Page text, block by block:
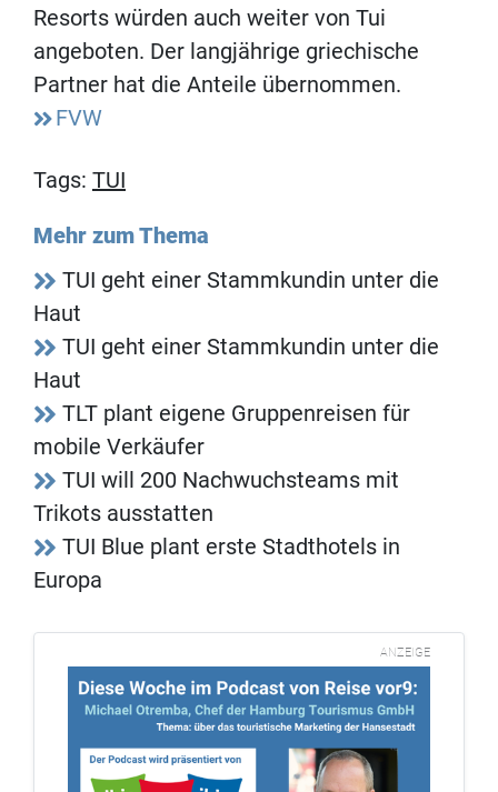
Resorts würden auch weiter von Tui
angeboten. Der langjährige griechische
Partner hat die Anteile übernommen.
FVW
Tags: TUI
Mehr zum Thema
TUI geht einer Stammkundin unter die
Haut
TUI geht einer Stammkundin unter die
Haut
TLT plant eigene Gruppenreisen für
mobile Verkäufer
TUI will 200 Nachwuchsteams mit
Trikots ausstatten
TUI Blue plant erste Stadthotels in
Europa
ANZEIGE